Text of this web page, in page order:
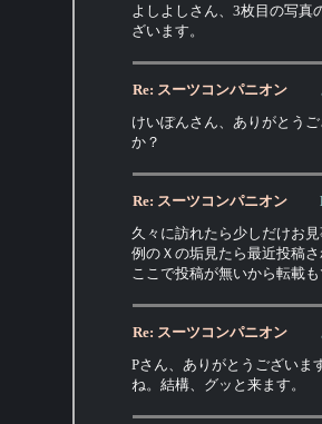
よしよしさん、3枚目の写真
ざいます。
Re: スーツコンパニオン
けいぽんさん、ありがとう
か？
Re: スーツコンパニオン
久々に訪れたら少しだけお
例のＸの垢見たら最近投稿
ここで投稿が無いから転載
Re: スーツコンパニオン
Pさん、ありがとうございま
ね。結構、グッと来ます。